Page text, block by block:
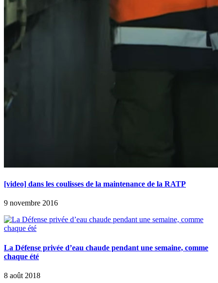
[video] dans les coulisses de la maintenance de la RATP
9 novembre 2016
La Défense privée d’eau chaude pendant une semaine, comme
chaque été
8 août 2018